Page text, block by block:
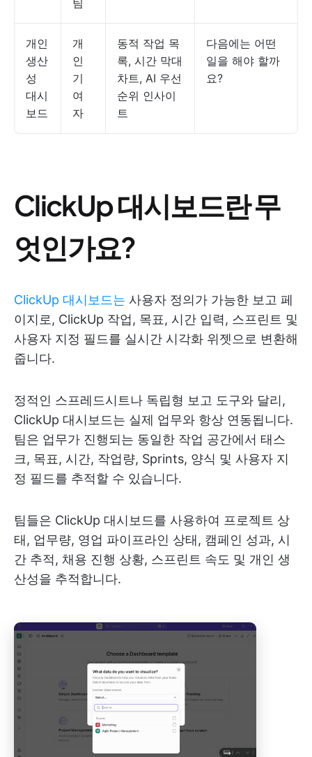
팀
개인
생산
성
대시
보드
개
인
기
여
자
동적 작업 목
록, 시간 막대
차트, AI 우선
순위 인사이
트
다음에는 어떤
일을 해야 할까
요?
ClickUp 대시보드란 무
엇인가요?
ClickUp 대시보드는 사용자 정의가 가능한 보고 페
이지로, ClickUp 작업, 목표, 시간 입력, 스프린트 및
사용자 지정 필드를 실시간 시각화 위젯으로 변환해
줍니다.
정적인 스프레드시트나 독립형 보고 도구와 달리,
ClickUp 대시보드는 실제 업무와 항상 연동됩니다.
팀은 업무가 진행되는 동일한 작업 공간에서 태스
크, 목표, 시간, 작업량, Sprints, 양식 및 사용자 지
정 필드를 추적할 수 있습니다.
팀들은 ClickUp 대시보드를 사용하여 프로젝트 상
태, 업무량, 영업 파이프라인 상태, 캠페인 성과, 시
간 추적, 채용 진행 상황, 스프린트 속도 및 개인 생
산성을 추적합니다.